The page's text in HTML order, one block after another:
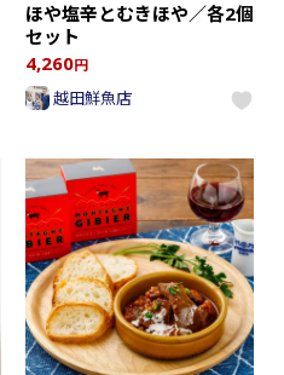
ほや塩辛とむきほや／各2個
セット
4,260円
越田鮮魚店